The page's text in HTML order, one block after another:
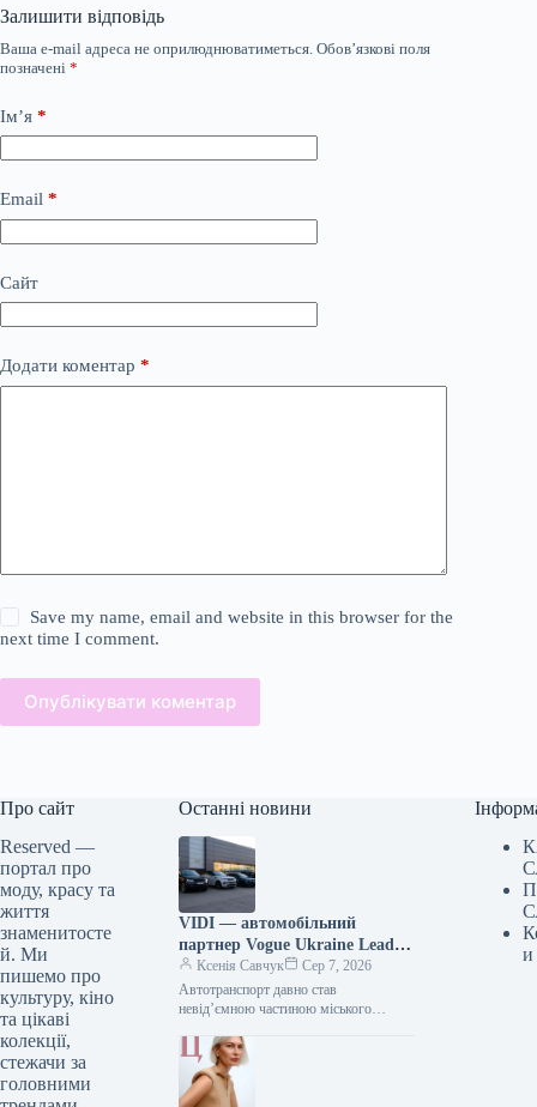
Залишити відповідь
Ваша e-mail адреса не оприлюднюватиметься. Обов’язкові поля
позначені *
Ім’я *
Email *
Сайт
Додати коментар *
Save my name, email and website in this browser for the
next time I comment.
Опублікувати коментар
Про сайт
Reserved —
портал про
моду, красу та
життя
знаменитосте
й. Ми
пишемо про
культуру, кіно
та цікаві
колекції,
стежачи за
головними
Останні новини
VIDI — автомобільний
партнер Vogue Ukraine Leaders
Gala: які автомобілі будуть
представлені на заході
Ксенія Савчук
Сер 7, 2026
Автотранспорт давно став
невід’ємною частиною міського
роботу та дім, подорожі та
повсякденні клопоти. Тому вибір…
и